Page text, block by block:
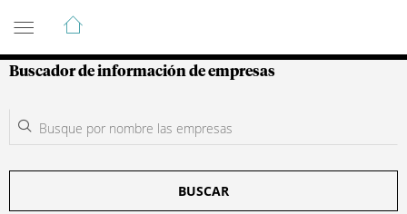
Guía de Empresas Colombianas
Buscador de información de empresas
BUSCAR